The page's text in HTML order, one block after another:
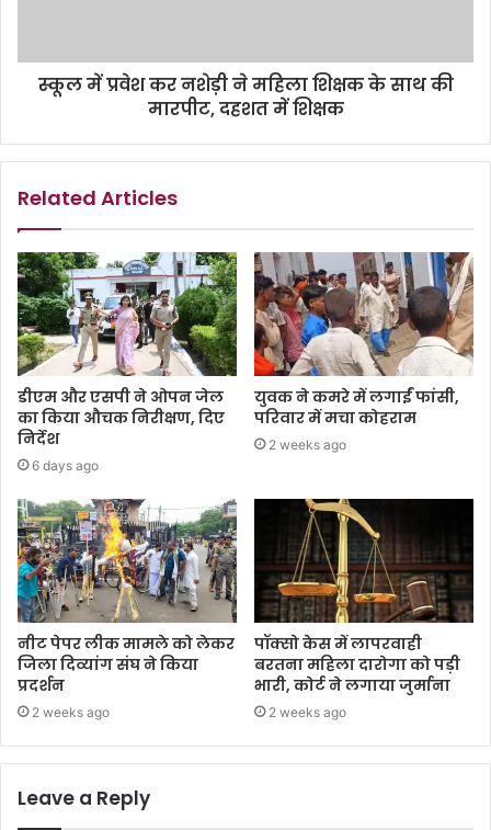
स्कूल में प्रवेश कर नशेड़ी ने महिला शिक्षक के साथ की
मारपीट, दहशत में शिक्षक
Related Articles
डीएम और एसपी ने ओपन जेल
का किया औचक निरीक्षण, दिए
निर्देश
6 days ago
युवक ने कमरे में लगाईं फांसी,
परिवार में मचा कोहराम
2 weeks ago
नीट पेपर लीक मामले को लेकर
जिला दिव्यांग संघ ने किया
प्रदर्शन
2 weeks ago
पॉक्सो केस में लापरवाही
बरतना महिला दारोगा को पड़ी
भारी, कोर्ट ने लगाया जुर्माना
2 weeks ago
Leave a Reply